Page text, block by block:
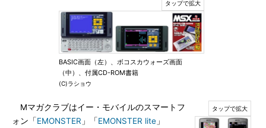
BASIC画面（左）、ボコスカウォーズ画面
（中）、付属CD-ROM書籍
(C)ラショウ
Mマガクラブはイー・モバイルのスマートフ
ォン「EMONSTER 」「EMONSTER lite 」